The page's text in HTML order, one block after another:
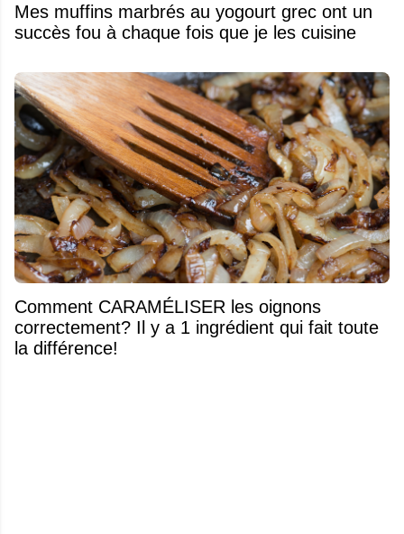
Mes muffins marbrés au yogourt grec ont un
succès fou à chaque fois que je les cuisine
Comment CARAMÉLISER les oignons
correctement? Il y a 1 ingrédient qui fait toute
la différence!